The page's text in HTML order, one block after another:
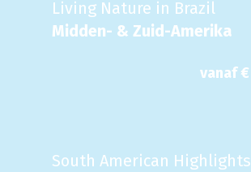
Living Nature in Brazil
Midden- & Zuid-Amerika
vanaf €
South American Highlights